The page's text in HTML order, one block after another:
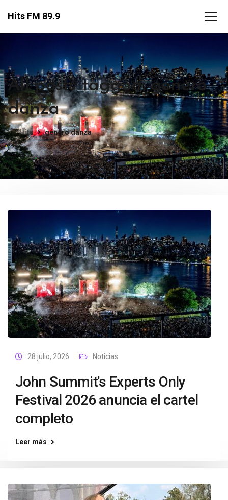
Hits FM 89.9
All posts tagged: género
danza
FM Hits género danza
28 julio, 2026 Noticias
John Summit's Experts Only
Festival 2026 anuncia el cartel
completo
Leer más